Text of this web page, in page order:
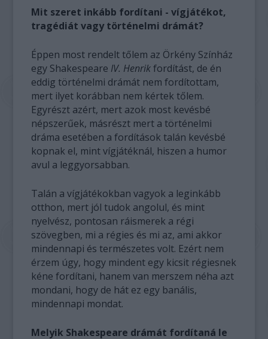
Mit szeret inkább fordítani - vígjátékot,
tragédiát vagy történelmi drámát?
Éppen most rendelt tőlem az Örkény Színház
egy Shakespeare IV. Henrikfordítást, de én
eddig történelmi drámát nem fordítottam,
mert ilyet korábban nem kértek tőlem.
Egyrészt azért, mert azok most kevésbé
népszerűek, másrészt mert a történelmi
dráma esetében a fordítások talán kevésbé
kopnak el, mint vígjátéknál, hiszen a humor
avul a leggyorsabban.
Talán a vígjátékokban vagyok a leginkább
otthon, mert jól tudok angolul, és mint
nyelvész, pontosan ráismerek a régi
szövegben, mi a régies és mi az, ami akkor
mindennapi és természetes volt. Ezért nem
érzem úgy, hogy mindent egy kicsit régiesnek
kéne fordítani, hanem van merszem néha azt
mondani, hogy de hát ez egy banális,
mindennapi mondat.
Melyik Shakespeare drámát fordítaná le